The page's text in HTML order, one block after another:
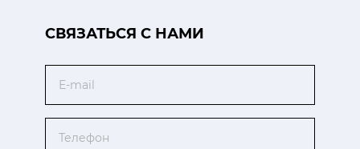
CВЯЗАТЬСЯ С НАМИ